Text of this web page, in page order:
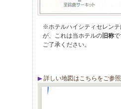
※ホテルハイシティセレン
が、これは当ホテルの旧称で
ご了承ください。
詳しい地図はこちらをご参